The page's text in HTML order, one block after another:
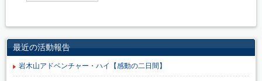
最近の活動報告
岩木山アドベンチャー・ハイ【感動の二日間】